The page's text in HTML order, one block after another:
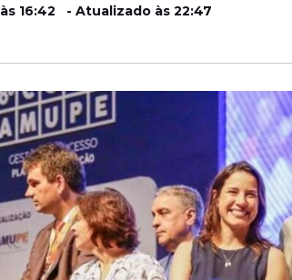
16:42 - Atualizado às 22:47